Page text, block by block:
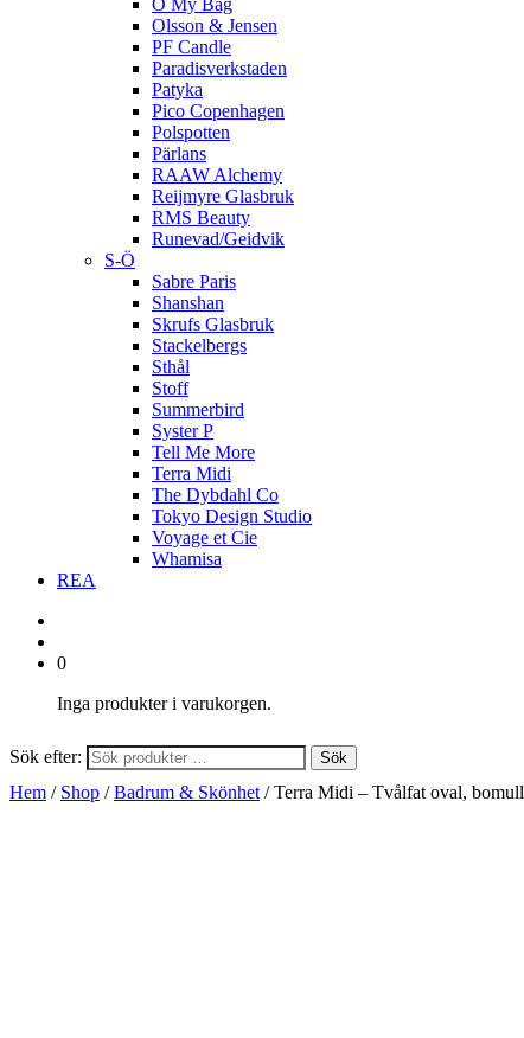
O My Bag
Olsson & Jensen
PF Candle
Paradisverkstaden
Patyka
Pico Copenhagen
Polspotten
Pärlans
RAAW Alchemy
Reijmyre Glasbruk
RMS Beauty
Runevad/Geidvik
S-Ö
Sabre Paris
Shanshan
Skrufs Glasbruk
Stackelbergs
Sthål
Stoff
Summerbird
Syster P
Tell Me More
Terra Midi
The Dybdahl Co
Tokyo Design Studio
Voyage et Cie
Whamisa
REA
0
Inga produkter i varukorgen.
Sök efter: Sök
Hem / Shop /Badrum & Skönhet / Terra Midi – Tvålfat oval, bomull